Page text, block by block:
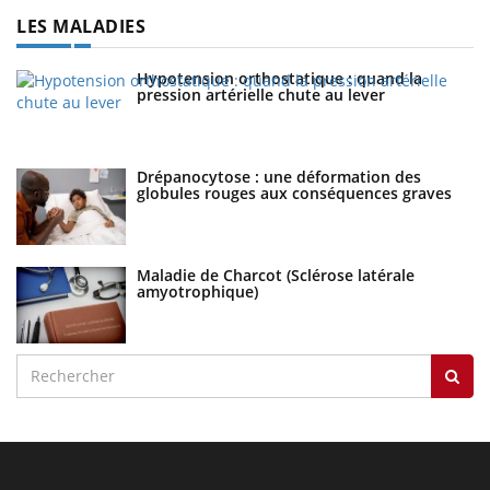
LES MALADIES
Hypotension orthostatique : quand la
pression artérielle chute au lever
Drépanocytose : une déformation des
globules rouges aux conséquences graves
Maladie de Charcot (Sclérose latérale
amyotrophique)